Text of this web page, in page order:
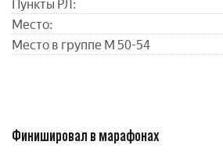
Пункты РЛ:
Место:
Место в группе М 50-54
Финишировал в марафонах